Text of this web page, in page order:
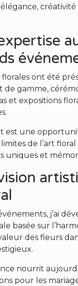
créativité
florales ont été
de gamme,
et expositions
est une
de l’art
uniques et
j’ai
basée sur
des fleurs
nourrit
pour les